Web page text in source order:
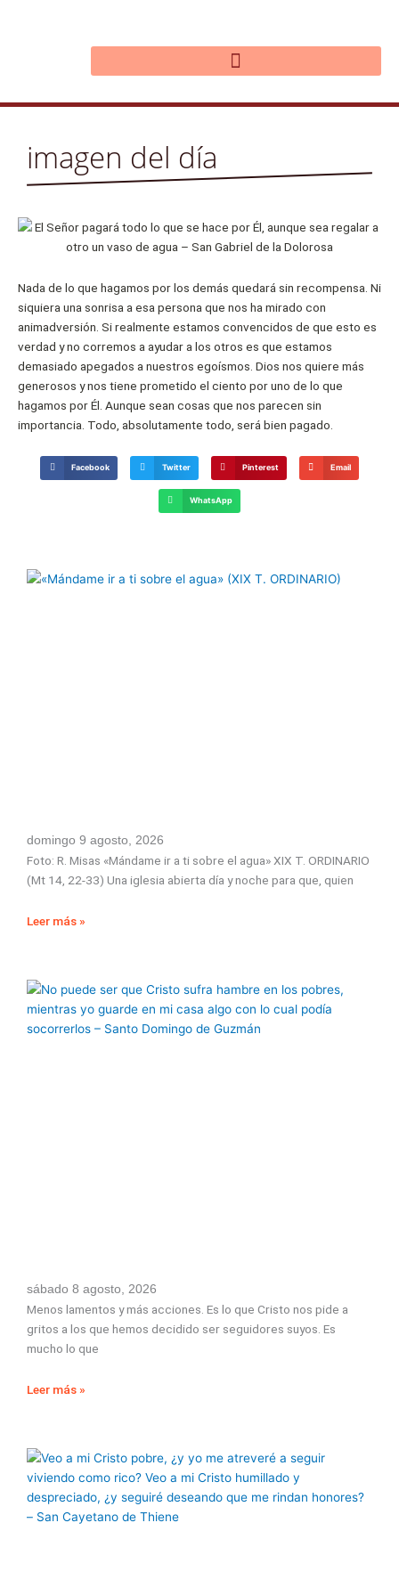
imagen del día
Nada de lo que hagamos por los demás quedará sin recompensa. Ni
siquiera una sonrisa a esa persona que nos ha mirado con
animadversión. Si realmente estamos convencidos de que esto es
verdad y no corremos a ayudar a los otros es que estamos
demasiado apegados a nuestros egoísmos. Dios nos quiere más
generosos y nos tiene prometido el ciento por uno de lo que
hagamos por Él. Aunque sean cosas que nos parecen sin
importancia. Todo, absolutamente todo, será bien pagado.
Facebook Twitter Pinterest Email
WhatsApp
domingo 9 agosto, 2026
Foto: R. Misas «Mándame ir a ti sobre el agua» XIX T. ORDINARIO
(Mt 14, 22-33) Una iglesia abierta día y noche para que, quien
Leer más »
sábado 8 agosto, 2026
Menos lamentos y más acciones. Es lo que Cristo nos pide a
gritos a los que hemos decidido ser seguidores suyos. Es
mucho lo que
Leer más »
PáginaPáginaPáginaPáginaPágina